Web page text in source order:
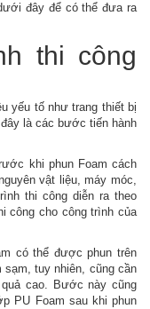
đây để có thể đưa ra
thi công
yếu tố như trang thiết bị
là các bước tiến hành
khi phun Foam cách
vật liệu, máy móc,
thi công diễn ra theo
công cho công trình của
có thể được phun trên
sạm, tuy nhiên, cũng cần
cao. Bước này cũng
PU Foam sau khi phun